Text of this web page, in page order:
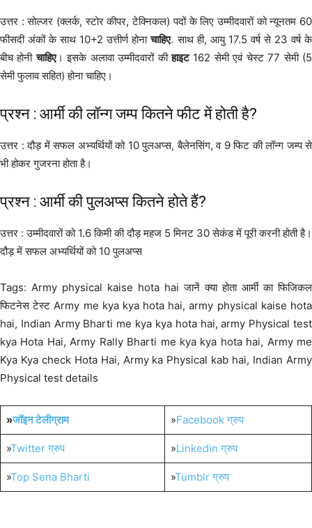
उत्तर : सोल्जर (क्लर्क, स्टोर कीपर, टेक्निकल) पदों के लिए उम्मीदवारों को न्यूनतम 60
फीसदी अंकों के साथ 10+2 उत्तीर्ण होनाचाहिए. साथ ही, आयु 17.5 वर्ष से 23 वर्ष के
बीच होनीचाहिए। इसके अलावा उम्मीदवारों कीहाइट162 सेमी एवं चेस्ट 77 सेमी (5
सेमी फुलाव सहित) होना चाहिए।
प्रश्न : आर्मी की लॉन्ग जम्प कितने फीट में होती है?
उत्तर : दौड़ में सफल अभ्यर्थियों को 10 पुलअप्स, बैलेनसिंग, व 9 फिट की लॉन्ग जम्प से
भी होकर गुजरना होता है।
प्रश्न : आर्मी की पुलअप्स कितने होते हैं?
उत्तर : उम्मीदवारों को 1.6 किमी की दौड़ महज 5 मिनट 30 सेकंड में पूरी करनी होती है।
दौड़ में सफल अभ्यर्थियों को 10 पुलअप्स
Tags: Army physical kaise hota hai जानें क्या होता आर्मी का फिजिकल
फिटनेस टेस्ट Army me kya kya hota hai, army physical kaise hota
hai, Indian Army Bharti me kya kya hota hai, army Physical test
kya Hota Hai, Army Rally Bharti me kya kya hota hai, Army me
Kya Kya check Hota Hai, Army ka Physical kab hai, Indian Army
Physical test details
»जॉइन टेलीग्राम »Facebook ग्रुप
»Twitter ग्रुप »Linkedin ग्रुप
»Top Sena Bharti »Tumblr ग्रुप